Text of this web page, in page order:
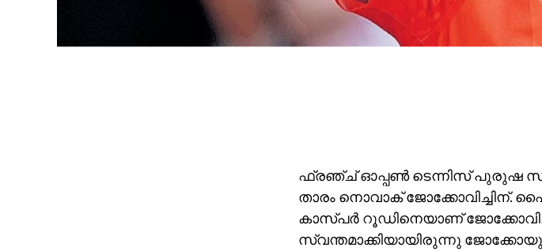
ഫ്രഞ്ച് ഓപ്പണ്‍ ടെന്നിസ് പുരുഷ
താരം നൊവാക് ജോക്കോവിച്ചിന്.
കാസ്പര്‍ റൂഡിനെയാണ്
സ്വന്തമാക്കിയായിരുന്നു